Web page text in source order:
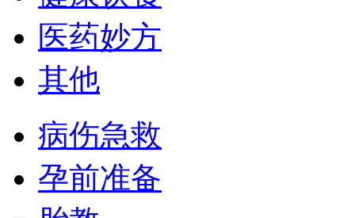
医药妙方
其他
病伤急救
孕前准备